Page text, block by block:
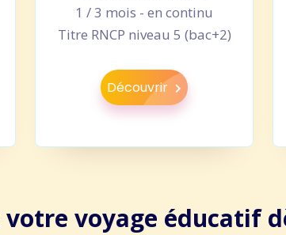
1 / 3 mois - en continu
Titre RNCP niveau 5 (bac+2)
Découvrir
votre voyage éducatif